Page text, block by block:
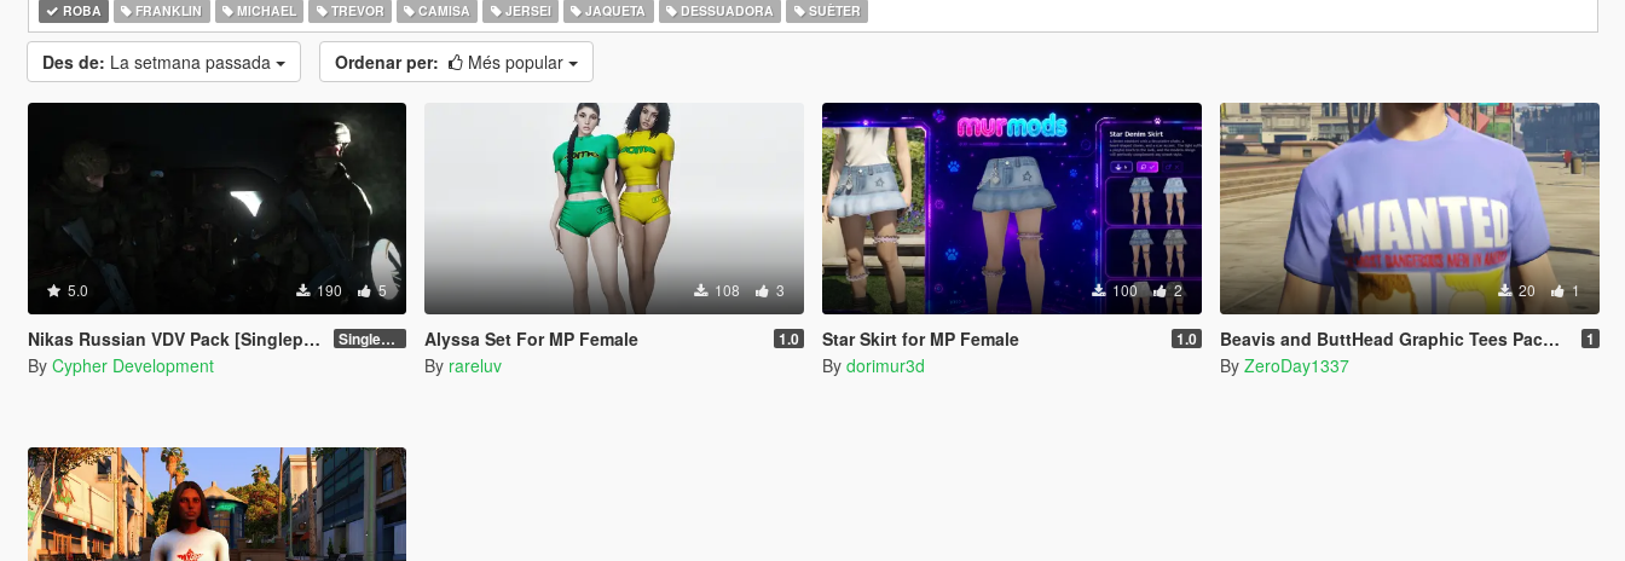
ROBA FRANKLIN MICHAEL TREVOR CAMISA JERSEI JAQUETA DESSUADORA SUÈTER
Des de: La setmana passada Ordenar per: Més popular
5.0 190 5
Nikas Russian VDV Pack [Singleplayer / FiveM] Singleplayer 1.0
By Cypher Development
108 3
Alyssa Set For MP Female 1.0
By rareluv
100 2
Star Skirt for MP Female 1.0
By dorimur3d
20 1
Beavis and ButtHead Graphic Tees Pack for MP Male 1
By ZeroDay1337